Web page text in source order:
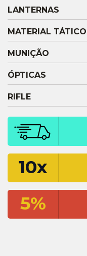
LANTERNAS
MATERIAL TÁTICO
MUNIÇÃO
ÓPTICAS
RIFLE
10x
5%